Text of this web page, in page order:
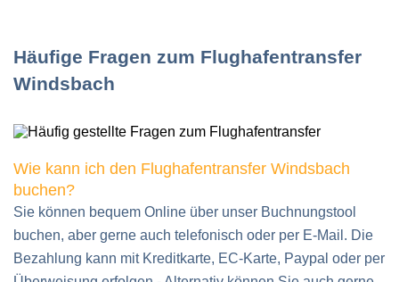
Häufige Fragen zum Flughafentransfer
Windsbach
Wie kann ich den Flughafentransfer Windsbach
buchen?
Sie können bequem Online über unser Buchnungstool
buchen, aber gerne auch telefonisch oder per E-Mail. Die
Bezahlung kann mit Kreditkarte, EC-Karte, Paypal oder per